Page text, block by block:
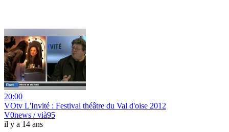
20:00
VOtv L'Invité : Festival théâtre du Val d'oise 2012
V0news / vià95
il y a 14 ans